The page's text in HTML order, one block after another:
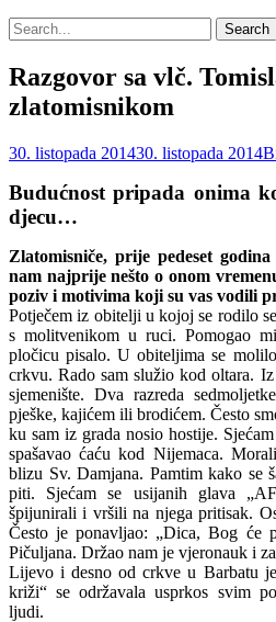
Search
Search
for:
Razgovor sa vlč.
zlatomisnikom
Posted
30. listopada 201430. listopada 2014
Budućnost pripada onima
djecu…
Zlatomisniče, prije pedeset
nam najprije nešto o onom
poziv i motivima koji su vas vodili
Potječem iz obitelji u kojoj se rodilo
s moli­tvenikom u ruci. Pomogao
pločicu pisalo. U obitelji­ma se
crkvu. Rado sam služio kod oltara.
sjemenište. Dva razreda
pješke, kajićem ili brodićem. Često
ku sam iz grada nosio hostije.
spašavao ćaću kod Nijemaca.
blizu Sv. Damjana. Pamtim kako se
piti. Sjećam se usijanih glava
špijunirali i vršili na njega pritisak.
Često je ponavljao: „Dica, Bog će
Pičuljana. Držao nam je vjeronauk i
Lijevo i desno od cr­kve u Barbatu
križi“ se održavala usprkos svim
ljudi.